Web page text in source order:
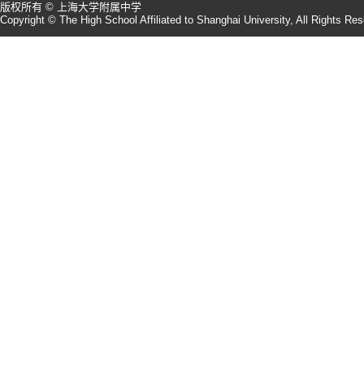
版权所有 © 上海大学附属中学
Copyright © The High School Affiliated to Shanghai University, All Rights